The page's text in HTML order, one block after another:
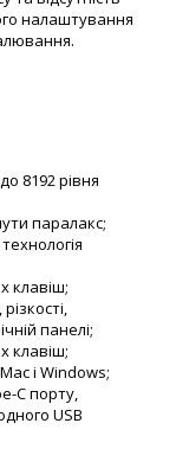
налаштування
8192 рівня
паралакс;
клавіш;
панелі;
клавіш;
і Windows;
C порту,
USB